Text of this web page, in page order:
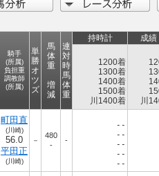
騎手
(所属)
負担重
調教師
(所属)
単
勝
オ
ツ
ズ
馬
体
重
増
減
連
対
時
馬
体
重
持時計 成績
1200着
1300着
1400着
1500着
川1400着
川
町田直
(川崎)
56.0
平田正
(川崎)
－
480
-
-
--
--
--
--
--